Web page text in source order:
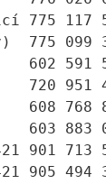
775 117
775 099
602 591
720 951
608 768
603 883
901 713
905 494